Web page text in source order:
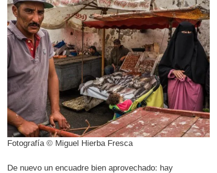
Fotografía © Miguel Hierba Fresca
De nuevo un encuadre bien aprovechado: hay